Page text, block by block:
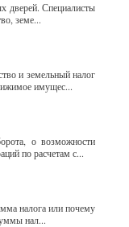
дверей. Специалисты
земе...
и земельный налог
имущес...
о возможности
по расчетам с...
налога или почему
нал...